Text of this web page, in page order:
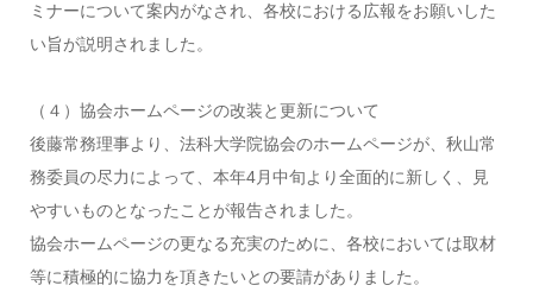
ミナーについて案内がなされ、各校における広報をお願いした
い旨が説明されました。
（４）協会ホームページの改装と更新について
後藤常務理事より、法科大学院協会のホームページが、秋山常
務委員の尽力によって、本年4月中旬より全面的に新しく、見
やすいものとなったことが報告されました。
協会ホームページの更なる充実のために、各校においては取材
等に積極的に協力を頂きたいとの要請がありました。